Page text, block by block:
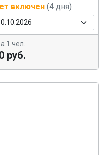
включен (4 дня)
1 чел.
руб.